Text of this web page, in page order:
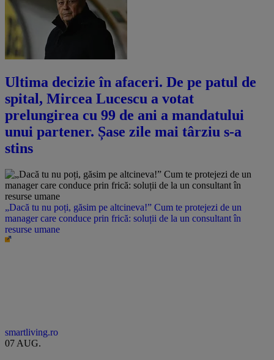
Ultima decizie în afaceri. De pe patul de
spital, Mircea Lucescu a votat
prelungirea cu 99 de ani a mandatului
unui partener. Șase zile mai târziu s-a
stins
„Dacă tu nu poți, găsim pe altcineva!” Cum te protejezi de un
manager care conduce prin frică: soluții de la un consultant în
resurse umane
smartliving.ro
07 AUG.